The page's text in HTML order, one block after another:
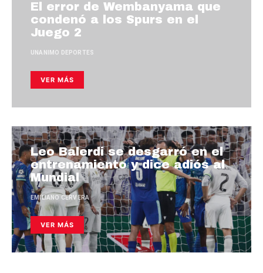
El error de Wembanyama que
condenó a los Spurs en el
Juego 2
UNANIMO DEPORTES
VER MÁS
Leo Balerdi se desgarró en el
entrenamiento y dice adiós al
Mundial
EMILIANO CERVERA
VER MÁS